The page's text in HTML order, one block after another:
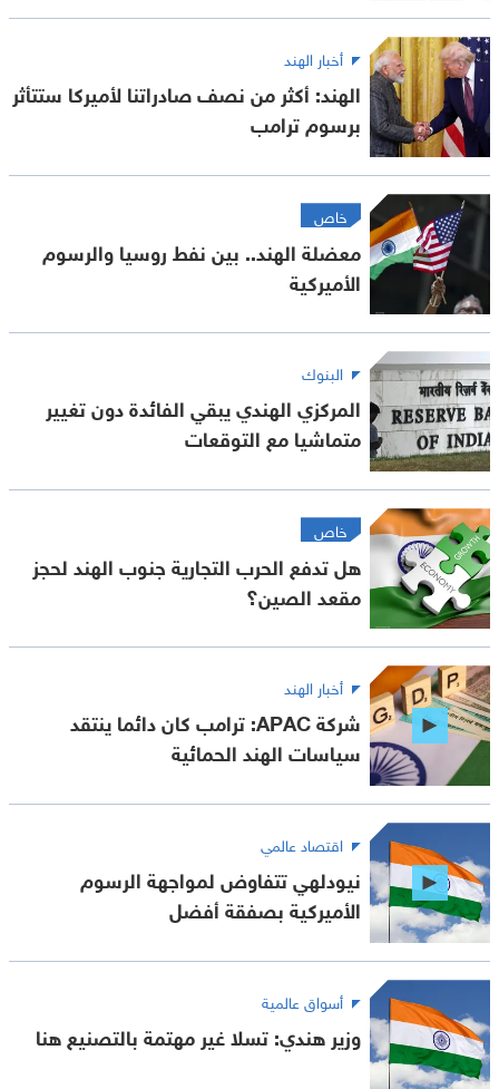
أخبار الهند
الهند: أكثر من نصف صادراتنا لأميركا ستتأثر
برسوم ترامب
خاص
معضلة الهند.. بين نفط روسيا والرسوم
الأميركية
البنوك
المركزي الهندي يبقي الفائدة دون تغيير
متماشيا مع التوقعات
خاص
هل تدفع الحرب التجارية جنوب الهند لحجز
مقعد الصين؟
أخبار الهند
شركة APAC: ترامب كان دائما ينتقد
سياسات الهند الحمائية
اقتصاد عالمي
نيودلهي تتفاوض لمواجهة الرسوم
الأميركية بصفقة أفضل
أسواق عالمية
وزير هندي: تسلا غير مهتمة بالتصنيع هنا